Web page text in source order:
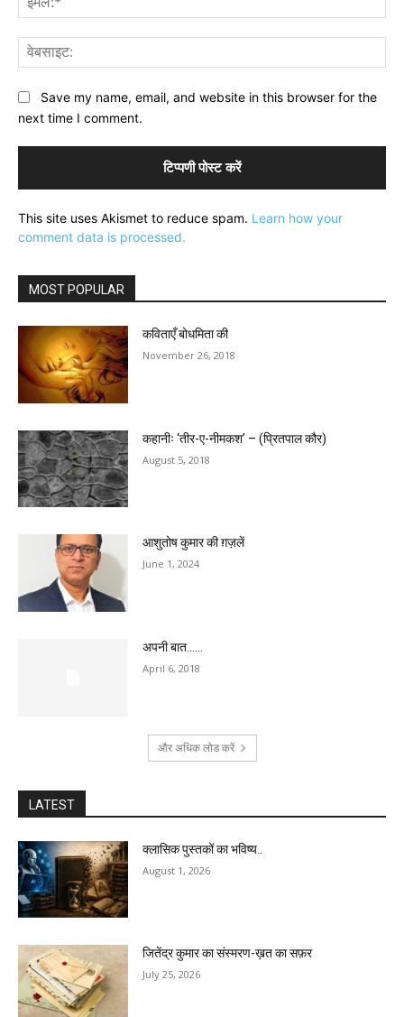
Save my name, email, and website in this browser for the
next time I comment.
This site uses Akismet to reduce spam. Learn how your
comment data is processed.
MOST POPULAR
कविताएँ बोधमिता की
November 26, 2018
कहानीः ‘तीर-ए-नीमकश’ – (प्रितपाल कौर)
August 5, 2018
आशुतोष कुमार की ग़ज़लें
June 1, 2024
अपनी बात……
April 6, 2018
और अधिक लोड करें
LATEST
क्लासिक पुस्तकों का भविष्य..
August 1, 2026
जितेंद्र कुमार का संस्मरण-ख़त का सफ़र
July 25, 2026